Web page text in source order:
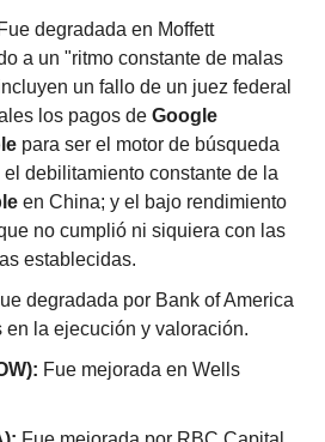
Fue degradada en Moffett
a un "ritmo constante de malas
un fallo de un juez federal
los pagos de Google
para ser el motor de búsqueda
debilitamiento constante de la
en China; y el bajo rendimiento
no cumplió ni siquiera con las
establecidas.
degradada por Bank of America
en la ejecución y valoración.
Fue mejorada en Wells